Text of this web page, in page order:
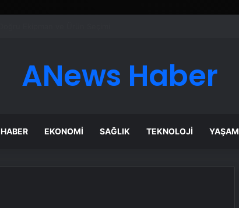
ANews Haber
HABER EKONOMI SAĞLIK TEKNOLOJI YAŞAM